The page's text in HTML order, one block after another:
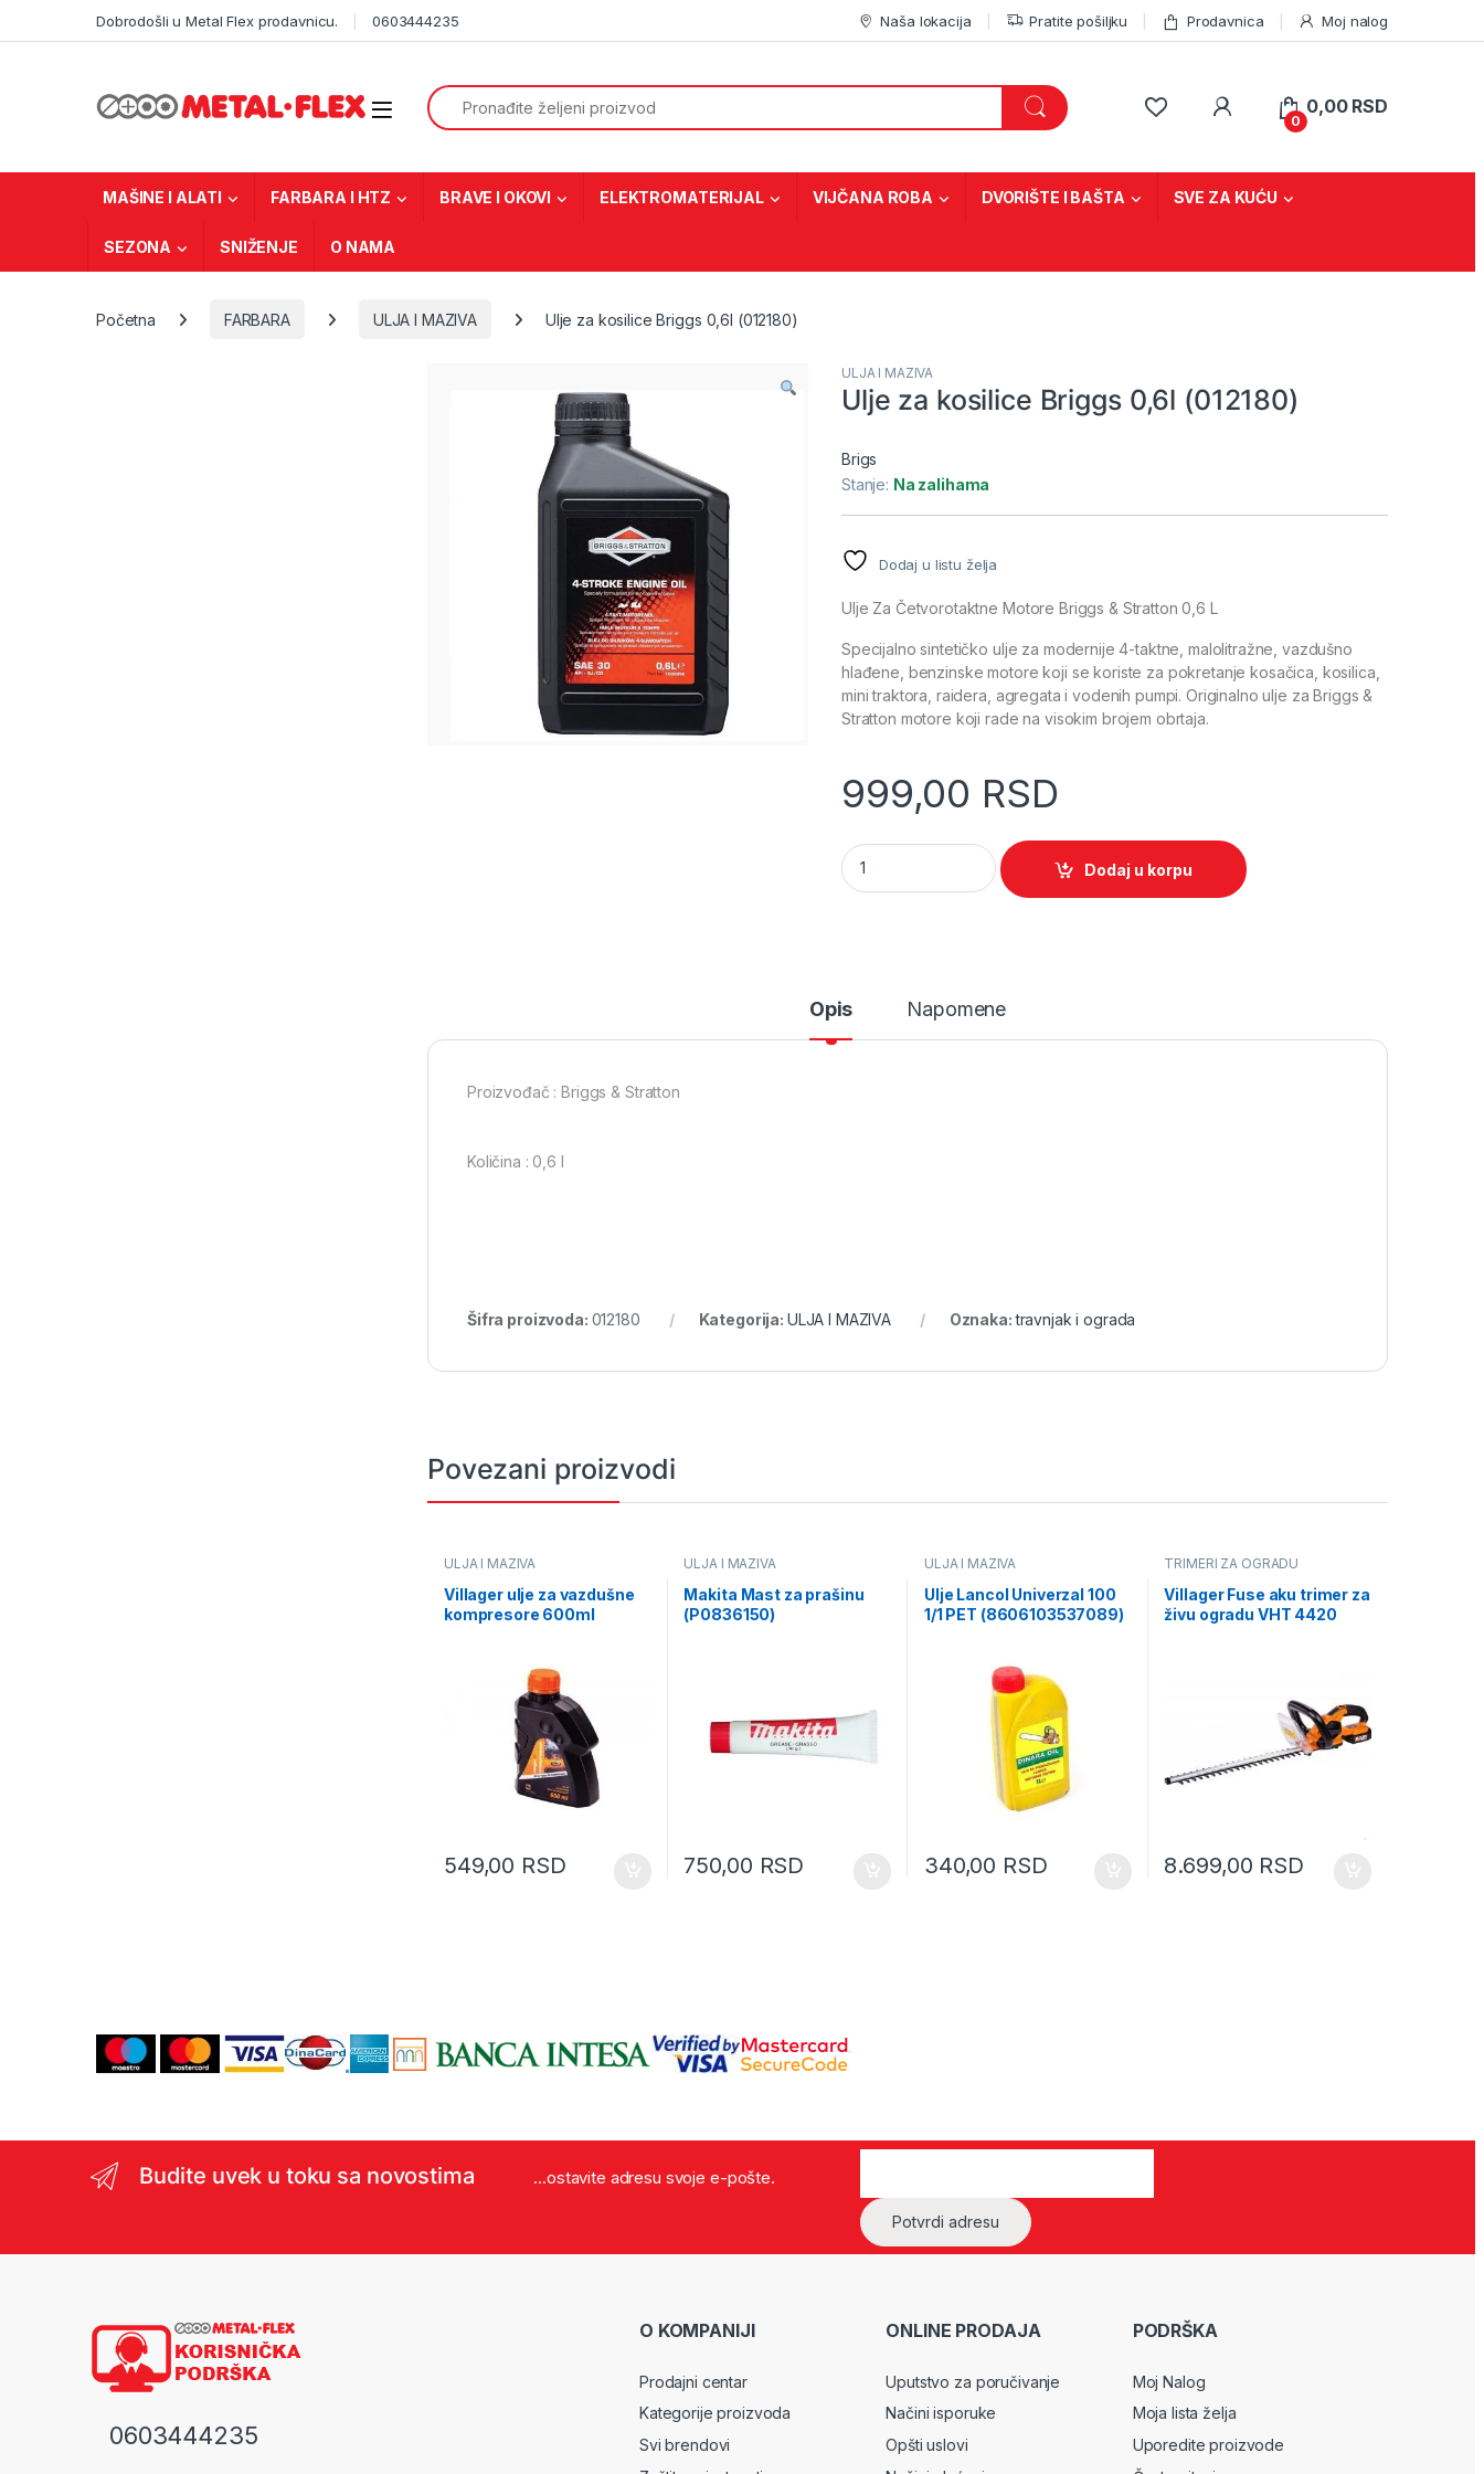
Dobrodošli u Metal Flex prodavnicu. 0603444235 Naša lokacija Pratite pošiljku Prodavnica Moj nalog
Search for:
0
0,00 RSD
MAŠINE I ALATI FARBARA I HTZ BRAVE I OKOVI ELEKTROMATERIJAL VIJČANA ROBA DVORIŠTE I BAŠTA SVE ZA KUĆU
SEZONA SNIŽENJE O NAMA
Početna FARBARA ULJA I MAZIVA Ulje za kosilice Briggs 0,6l (012180)
ULJA I MAZIVA
Ulje za kosilice Briggs 0,6l (012180)
Brigs
Stanje: Na zalihama
Dodaj u listu želja
Ulje Za Četvorotaktne Motore Briggs & Stratton 0,6 L
Specijalno sintetičko ulje za modernije 4-taktne, malolitražne, vazdušno
hlađene, benzinske motore koji se koriste za pokretanje kosačica, kosilica,
mini traktora, raidera, agregata i vodenih pumpi. Originalno ulje za Briggs &
Stratton motore koji rade na visokim brojem obrtaja.
999,00 RSD
Ulje za kosilice Briggs 0,6l (012180) quantity
Dodaj u korpu
Opis Napomene
Proizvođač : Briggs & Stratton
Količina : 0,6 l
Šifra proizvoda: 012180 Kategorija: ULJA I MAZIVA Oznaka:travnjak i ograda
Povezani proizvodi
ULJA I MAZIVA
Villager ulje za vazdušne
kompresore 600ml
549,00 RSD
ULJA I MAZIVA
Makita Mast za prašinu
(P0836150)
750,00 RSD
ULJA I MAZIVA
Ulje Lancol Univerzal 100
1/1 PET (8606103537089)
340,00 RSD
TRIMERI ZA OGRADU
Villager Fuse aku trimer za
živu ogradu VHT 4420
8.699,00 RSD
Budite uvek u toku sa novostima ...ostavite adresu svoje e-pošte.
0603444235
O KOMPANIJI
Prodajni centar
Kategorije proizvoda
Svi brendovi
ONLINE PRODAJA
Uputstvo za poručivanje
Načini isporuke
Opšti uslovi
PODRŠKA
Moj Nalog
Moja lista želja
Uporedite proizvode